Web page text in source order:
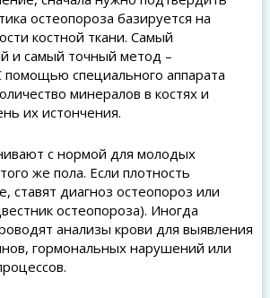
остеопороза базируется на
костной ткани. Самый
и самый точный метод –
помощью специального аппарата
минералов в костях и
их истончения.
с нормой для молодых
же пола. Если плотность
ставят диагноз остеопороз или
остеопороза). Иногда
анализы крови для выявления
гормональных нарушений или